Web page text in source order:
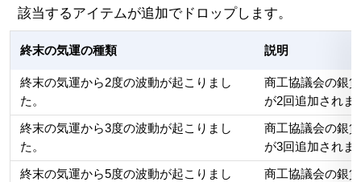
該当するアイテムが追加でドロップします。
終末の気運の種類 説明
終末の気運から2度の波動が起こりまし
た。
商工協議会の銀
が2回追加されま
終末の気運から3度の波動が起こりまし
た。
商工協議会の銀
が3回追加されま
終末の気運から5度の波動が起こりまし
商工協議会の銀